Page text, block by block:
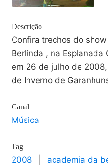
Descrição
Confira trechos do
Berlinda , na Esplanada
em 26 de julho de
de Inverno de
Canal
Música
Tag
2008 academia da